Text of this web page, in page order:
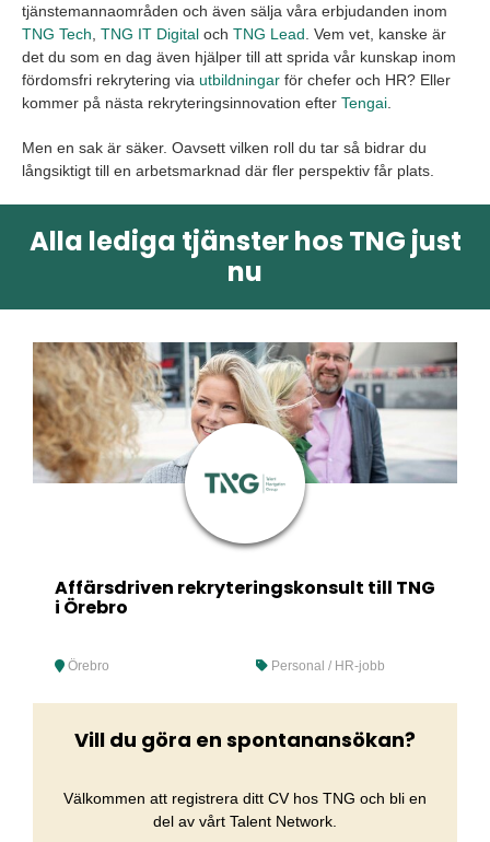
tjänstemannaområden och även sälja våra erbjudanden inom
TNG Tech TNG IT Digital och TNG Lead . Vem vet, kanske är
det du som en dag även hjälper till att sprida vår kunskap inom
fördomsfri rekrytering via utbildningar för chefer och HR? Eller
kommer på nästa rekryteringsinnovation efter Tengai
Men en sak är säker. Oavsett vilken roll du tar så bidrar du
långsiktigt till en arbetsmarknad där fler perspektiv får plats.
Alla lediga tjänster hos TNG just
nu
Affärsdriven rekryteringskonsult till TNG
i Örebro
Örebro Personal / HR-jobb
Vill du göra en spontanansökan?
Välkommen att registrera ditt CV hos TNG och bli en
del av vårt Talent Network.